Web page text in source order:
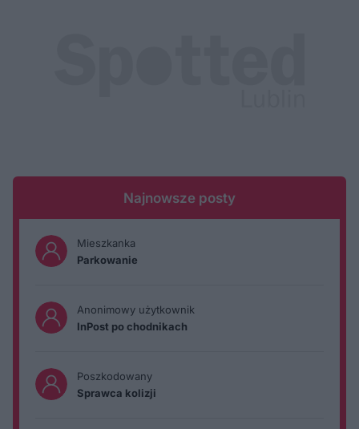
Najnowsze posty
Mieszkanka
Parkowanie
Anonimowy użytkownik
InPost po chodnikach
Poszkodowany
Sprawca kolizji